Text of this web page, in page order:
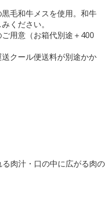
毛和牛メスを使用。和牛
ください。
用意（お箱代別途＋400
クール便送料が別途かか
肉汁・口の中に広がる肉の